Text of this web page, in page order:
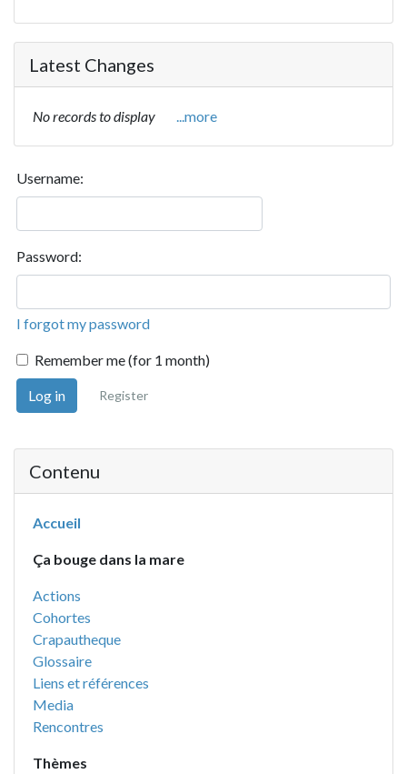
Latest Changes
No records to display ...more
Username:
Password:
I forgot my password
Remember me (for 1 month)
Log in Register
Contenu
Accueil
Ça bouge dans la mare
Actions
Cohortes
Crapautheque
Glossaire
Liens et références
Media
Rencontres
Thèmes